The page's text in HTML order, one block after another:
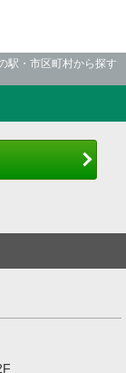
駅・市区町村から探す